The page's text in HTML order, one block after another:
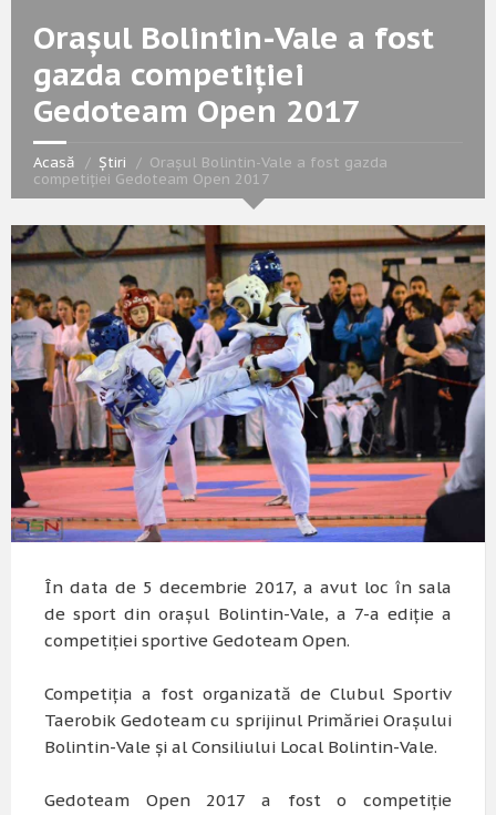
Orașul Bolintin-Vale a fost
gazda competiției
Gedoteam Open 2017
Acasă Știri
Orașul Bolintin-Vale a fost gazda
competiției Gedoteam Open 2017
În data de 5 decembrie 2017, a avut loc în sala
de sport din orașul Bolintin-Vale, a 7-a ediție a
competiției sportive Gedoteam Open.
Competiția a fost organizată de Clubul Sportiv
Taerobik Gedoteam cu sprijinul Primăriei Orașului
Bolintin-Vale și al Consiliului Local Bolintin-Vale.
Gedoteam Open 2017 a fost o competiție